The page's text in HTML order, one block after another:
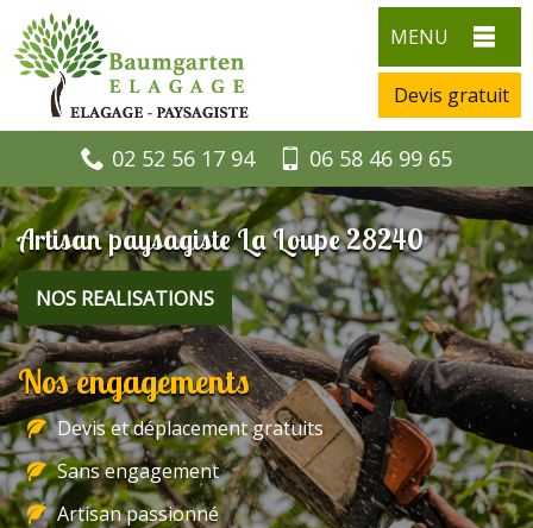
MENU
Devis gratuit
02 52 56 17 94 06 58 46 99 65
Artisan paysagiste La Loupe 28240
NOS REALISATIONS
Nos engagements
Devis et déplacement gratuits
Sans engagement
Artisan passionné